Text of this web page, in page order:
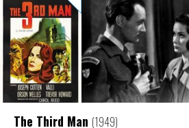
The Third Man (1949)